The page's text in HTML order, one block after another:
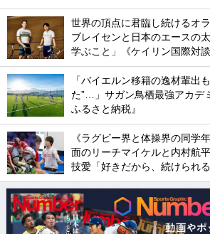
世界の頂点に君臨し続けるオ
ブレイセンと日本のエースの
学ぶこと」《ケイリン国際対
「バイエルン移籍の逸材輩出
た”…」サガン鳥栖最強アカデ
ふるさと納税』
《ラグビー界と体操界の同学
面のリーチマイケルと内村航
技愛「好きだから、続けられる